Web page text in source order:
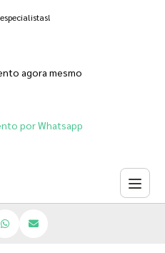
agora mesmo
por Whatsapp